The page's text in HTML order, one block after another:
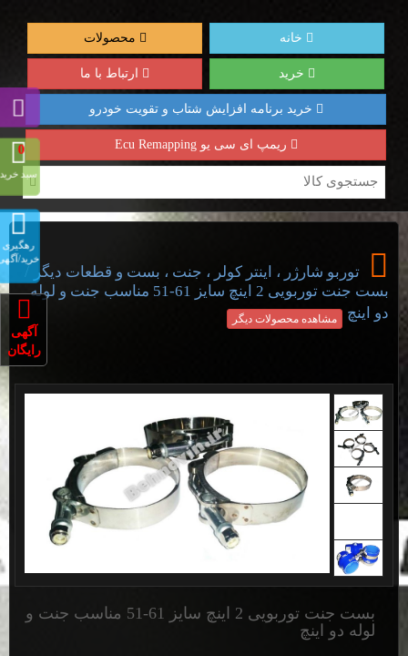
خانه محصولات
خرید ارتباط با ما
خرید برنامه افزایش شتاب و تقویت خودرو
ریمپ ای سی یو Ecu Remapping
توربو شارژر ، اینتر کولر ، جنت ، بست و قطعات دیگر
بست جنت توربویی 2 اینچ سایز 61-51 مناسب جنت و لوله
دو اینچ
مشاهده محصولات دیگر
بست جنت توربویی 2 اینچ سایز 61-51 مناسب جنت و
لوله دو اینچ
0
سبد خرید
رهگیری
خرید/
آگهی
رایگان